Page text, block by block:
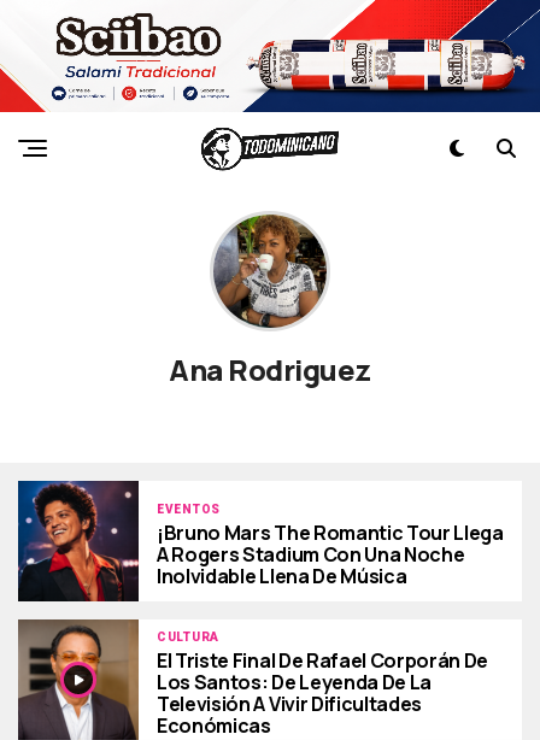
Ana Rodriguez
EVENTOS
¡Bruno Mars The Romantic Tour Llega
A Rogers Stadium Con Una Noche
Inolvidable Llena De Música
CULTURA
El Triste Final De Rafael Corporán De
Los Santos: De Leyenda De La
Televisión A Vivir Dificultades
Económicas